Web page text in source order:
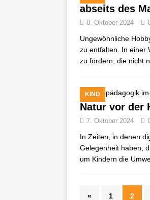
abseits des
8. Oktober 2024
Ungewöhnliche
zu entfalten. In einer
zu fördern, die nicht
KIND
Natur vor der
7. Oktober 2024
In Zeiten, in denen
Gelegenheit haben,
um Kindern die
« 1 2